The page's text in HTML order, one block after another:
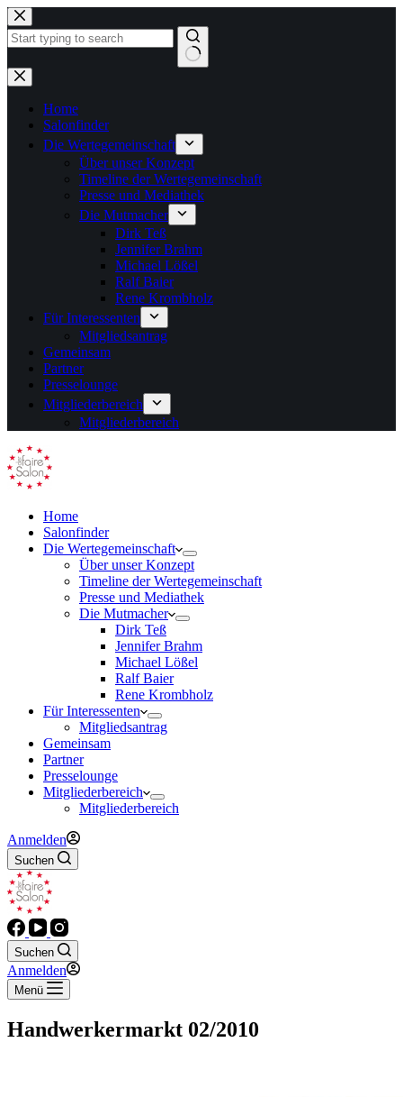
Zum
Inhalt
springen
Keine
Ergebnisse
Home
Salonfinder
Die Wertegemeinschaft
Über unser Konzept
Timeline der Wertegemeinschaft
Presse und Mediathek
Die Mutmacher
Dirk Teß
Jennifer Brahm
Michael Lößel
Ralf Baier
Rene Krombholz
Für Interessenten
Mitgliedsantrag
Gemeinsam
Partner
Presselounge
Mitgliederbereich
Mitgliederbereich
Home
Salonfinder
Die Wertegemeinschaft
Über unser Konzept
Timeline der Wertegemeinschaft
Presse und Mediathek
Die Mutmacher
Dirk Teß
Jennifer Brahm
Michael Lößel
Ralf Baier
Rene Krombholz
Für Interessenten
Mitgliedsantrag
Gemeinsam
Partner
Presselounge
Mitgliederbereich
Mitgliederbereich
Anmelden
Suchen
Suchen
Anmelden
Menü
Handwerkermarkt 02/2010